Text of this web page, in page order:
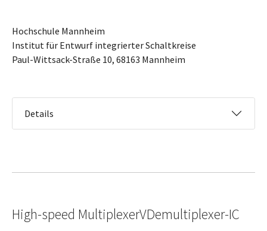
Hochschule Mannheim
Institut für Entwurf integrierter Schaltkreise
Paul-Wittsack-Straße 10, 68163 Mannheim
Details
High-speed MultiplexerVDemultiplexer-IC